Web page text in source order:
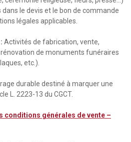
le devis et le bon de commande
légales applicables.
Activités de fabrication, vente,
de monuments funéraires
etc.).
durable destiné à marquer une
L. 2223-13 du CGCT.
conditions générales de vente –